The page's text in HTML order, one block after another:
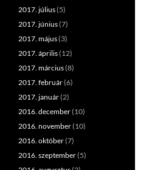
2017. július(5)
2017. június(7)
2017. május(3)
2017. április(12)
2017. március(8)
2017. február(6)
2017. január(2)
2016. december(10)
2016. november(10)
2016. október(7)
2016. szeptember(5)